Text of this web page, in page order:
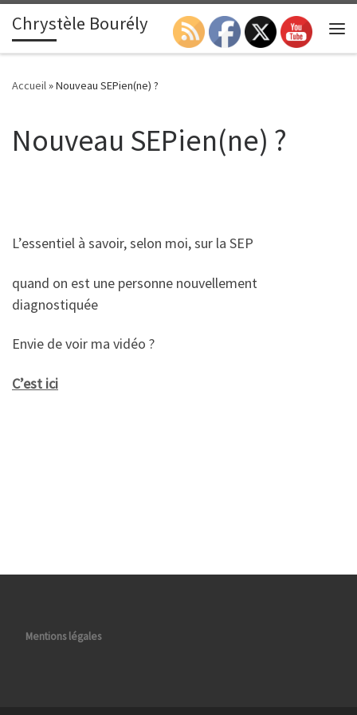
Passer au contenu
Chrystèle Bourély
Search
Accueil»Nouveau SEPien(ne) ?
Nouveau SEPien(ne) ?
L’essentiel à savoir, selon moi, sur la SEP
quand on est une personne nouvellement
diagnostiquée
Envie de voir ma vidéo ?
C’est ici
Mentions légales